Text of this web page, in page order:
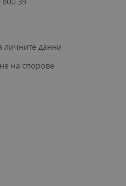
личните данни
на спорове